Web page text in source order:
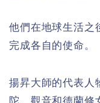
他們在地球生活之
完成各自的使命。
揚昇大師的代表人